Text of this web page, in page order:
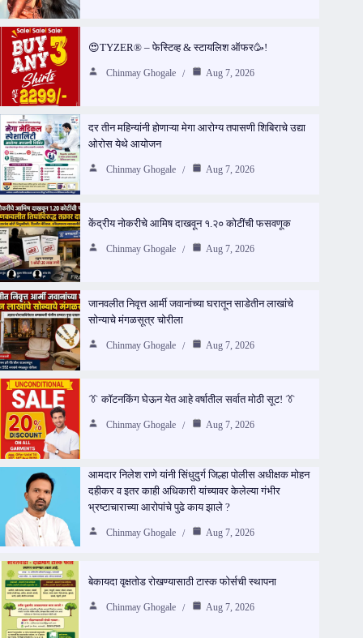
😍TYZER® – फेस्टिव्ह & स्टायलिश ऑफर🥳!
Chinmay Ghogale Aug 7, 2026
दर तीन महिन्यांनी होणाऱ्या मेगा आरोग्य तपासणी शिबिराचे उद्या
ओरोस येथे आयोजन
Chinmay Ghogale Aug 7, 2026
केंद्रीय नोकरीचे आमिष दाखवून १.२० कोटींची फसवणूक
Chinmay Ghogale Aug 7, 2026
जानवलीत निवृत्त आर्मी जवानांच्या घरातून साडेतीन लाखांचे
सोन्याचे मंगळसूत्र चोरीला
Chinmay Ghogale Aug 7, 2026
👔 कॉटनकिंग घेऊन येत आहे वर्षातील सर्वात मोठी सूट! 👔
Chinmay Ghogale Aug 7, 2026
आमदार निलेश राणे यांनी सिंधुदुर्ग जिल्हा पोलीस अधीक्षक मोहन
दहीकर व इतर काही अधिकारी यांच्यावर केलेल्या गंभीर
भ्रष्टाचाराच्या आरोपांचे पुढे काय झाले ?
Chinmay Ghogale Aug 7, 2026
बेकायदा वृक्षतोड रोखण्यासाठी टास्क फोर्सची स्थापना
Chinmay Ghogale Aug 7, 2026